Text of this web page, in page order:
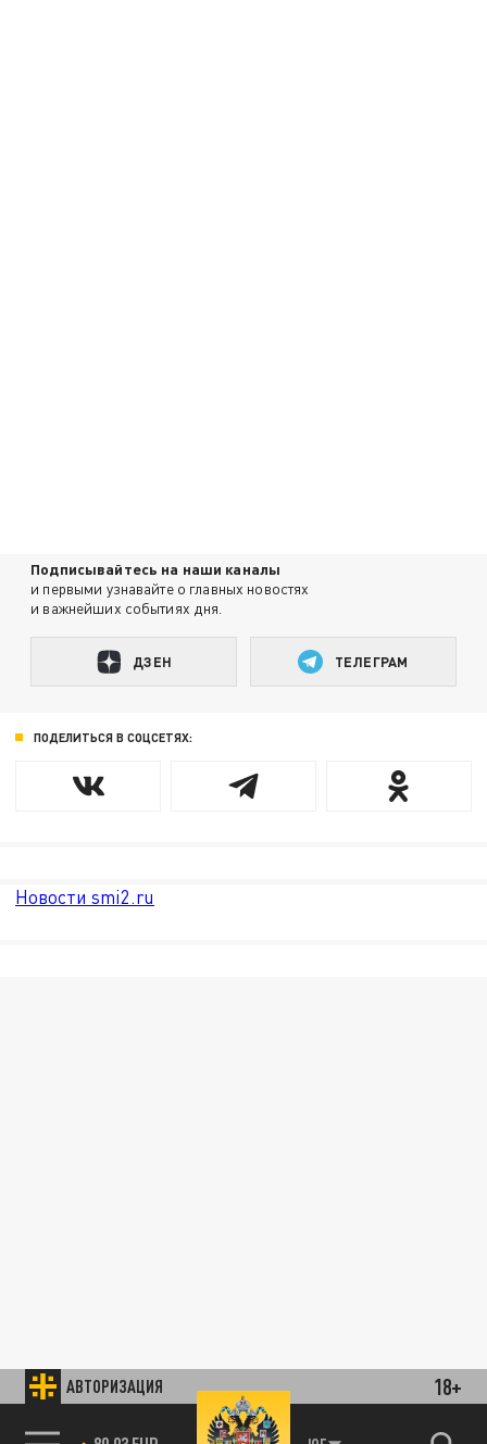
АВТОРИЗАЦИЯ 18+
Подписывайтесь на наши каналы
и первыми узнавайте о главных новостях
и важнейших событиях дня.
ДЗЕН ТЕЛЕГРАМ
ПОДЕЛИТЬСЯ В СОЦСЕТЯХ:
Новости smi2.ru